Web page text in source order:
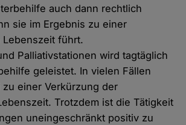
auch dann rechtlich
sie im Ergebnis zu einer
führt.
Palliativstationen wird tagtäglich
geleistet. In vielen Fällen
zu einer Verkürzung der
Trotzdem ist die Tätigkeit
uneingeschränkt positiv zu